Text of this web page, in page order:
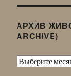
АРХИВ
ARCHIVE)
Архив